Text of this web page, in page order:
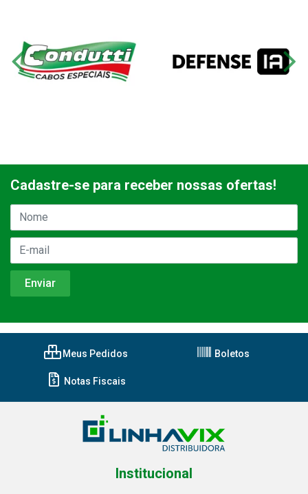
Cadastre-se para receber nossas ofertas!
Meus Pedidos Boletos
Notas Fiscais
Institucional